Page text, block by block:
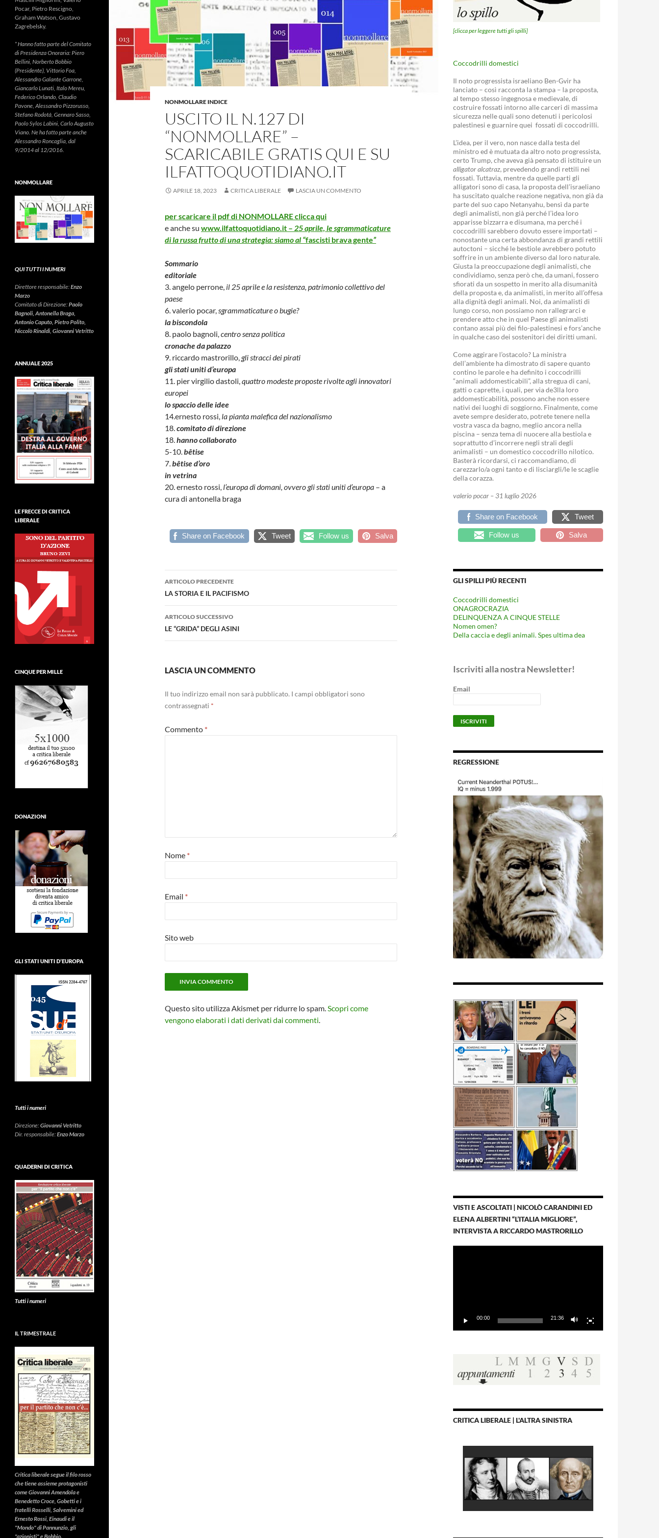
NONMOLLARE INDICE
USCITO IL N.127 DI
“NONMOLLARE” –
SCARICABILE GRATIS QUI E SU
ILFATTOQUOTIDIANO.IT
APRILE 18, 2023 CRITICA LIBERALE LASCIA UN COMMENTO
per scaricare il pdf di NONMOLLARE clicca qui
e anche su www.ilfattoquotidiano.it – 25 aprile, le sgrammaticature
di la russa frutto di una strategia: siamo al “fascisti brava gente”
Sommario
editoriale
3. angelo perrone, il 25 aprile e la resistenza, patrimonio collettivo del
paese
6. valerio pocar,sgrammaticature o bugie?
la biscondola
8. paolo bagnoli,centro senza politica
cronache da palazzo
9. riccardo mastrorillo, gli stracci dei pirati
gli stati uniti d’europa
11. pier virgilio dastoli,quattro modeste proposte rivolte agli innovatori
europei
lo spaccio delle idee
14.ernesto rossi, la pianta malefica del nazionalismo
18.comitato di direzione
18.hanno collaborato
5-10.bêtise
7.bêtise d’oro
in vetrina
20. ernesto rossi, l’europa di domani, ovvero gli stati uniti d’europa – a
cura di antonella braga
Share on Facebook Tweet Follow us Salva
Navigazione
articolo
ARTICOLO PRECEDENTE
LA STORIA E IL PACIFISMO
ARTICOLO SUCCESSIVO
LE “GRIDA” DEGLI ASINI
LASCIA UN COMMENTO
Il tuo indirizzo email non sarà pubblicato. I campi obbligatori sono
contrassegnati *
Commento *
Nome *
Email *
Sito web
Questo sito utilizza Akismet per ridurre lo spam.Scopri come
vengono elaborati i dati derivati dai commenti.
[clicca per leggere tutti gli spilli]
Coccodrilli domestici
Il noto progressista israeliano Ben-Gvir ha
lanciato – così racconta la stampa – la proposta,
al tempo stesso ingegnosa e medievale, di
costruire fossati intorno alle carceri di massima
sicurezza nelle quali sono detenuti i pericolosi
palestinesi e guarnire quei fossati di coccodrilli.
L’idea, per il vero, non nasce dalla testa del
ministro ed è mutuata da altro noto progressista,
certo Trump, che aveva già pensato di istituire un
alligator alcatraz, prevedendo grandi rettili nei
fossati. Tuttavia, mentre da quelle parti gli
alligatori sono di casa, la proposta dell’israeliano
ha suscitato qualche reazione negativa, non già da
parte del suo capo Netanyahu, bensì da parte
degli animalisti, non già perché l’idea loro
apparisse bizzarra e disumana, ma perché i
coccodrilli sarebbero dovuto essere importati –
nonostante una certa abbondanza di grandi rettili
autoctoni – sicché le bestiole avrebbero potuto
soffrire in un ambiente diverso dal loro naturale.
Giusta la preoccupazione degli animalisti, che
condividiamo, senza però che, da umani, fossero
sfiorati da un sospetto in merito alla disumanità
della proposta e, da animalisti, in merito all’offesa
alla dignità degli animali. Noi, da animalisti di
lungo corso, non possiamo non rallegrarci e
prendere atto che in quel Paese gli animalisti
contano assai più dei filo-palestinesi e fors’anche
in qualche caso dei sostenitori dei diritti umani.
Come aggirare l’ostacolo? La ministra
dell’ambiente ha dimostrato di sapere quanto
contino le parole e ha definito i coccodrilli
“animali addomesticabili”, alla stregua di cani,
gatti o caprette, i quali, per via de3lla loro
addomesticabilità, possono anche non essere
nativi dei luoghi di soggiorno. Finalmente, come
avete sempre desiderato, potrete tenere nella
vostra vasca da bagno, meglio ancora nella
piscina – senza tema di nuocere alla bestiola e
soprattutto d’incorrere negli strali degli
animalisti – un domestico coccodrillo nilotico.
Basterà ricordarsi, ci raccomandiamo, di
carezzarlo/a ogni tanto e di lisciargli/le le scaglie
della corazza.
valerio pocar – 31 luglio 2026
Share on Facebook Tweet
Follow us Salva
GLI SPILLI PIÙ RECENTI
Coccodrilli domestici
ONAGROCRAZIA
DELINQUENZA A CINQUE STELLE
Nomen omen?
Della caccia e degli animali. Spes ultima dea
Iscriviti alla nostra Newsletter!
Email
REGRESSIONE
VISTI E ASCOLTATI | NICOLÒ CARANDINI ED
ELENA ALBERTINI “L’ITALIA MIGLIORE”,
INTERVISTA A RICCARDO MASTRORILLO
00:00 21:36
CRITICA LIBERALE | L'ALTRA SINISTRA
Pocar, Pietro Rescigno,
Graham Watson, Gustavo
Zagrebelsky.
* Hanno fatto parte del Comitato
di Presidenza Onoraria: Piero
Bellini, Norberto Bobbio
(Presidente), Vittorio Foa,
Alessandro Galante Garrone,
Giancarlo Lunati, Italo Mereu,
Federico Orlando, Claudio
Pavone, Alessandro Pizzorusso,
Stefano Rodotà, Gennaro Sasso,
Paolo Sylos Labini, Carlo Augusto
Viano. Ne ha fatto parte anche
Alessandro Roncaglia, dal
9/2014 al 12/2016.
NONMOLLARE
QUI TUTTI I NUMERI
Direttore responsabile:Enzo
Marzo
Comitato di Direzione:Paolo
Bagnoli, Antonella Braga,
Antonio Caputo, Pietro Polito,
Niccolò Rinaldi, Giovanni Vetritto
ANNUALE 2025
LE FRECCE DI CRITICA
LIBERALE
CINQUE PER MILLE
DONAZIONI
GLI STATI UNITI D’EUROPA
Tutti i numeri
Direzione:Giovanni Vetritto
Dir. responsabile:Enzo Marzo
QUADERNI DI CRITICA
Tutti i numeri
IL TRIMESTRALE
Critica liberalesegue il filo rosso
che tiene assieme protagonisti
come Giovanni Amendola e
Benedetto Croce, Gobetti e i
fratelli Rosselli, Salvemini ed
Ernesto Rossi, Einaudi e il
"Mondo" di Pannunzio, gli
"azionisti" e Bobbio.